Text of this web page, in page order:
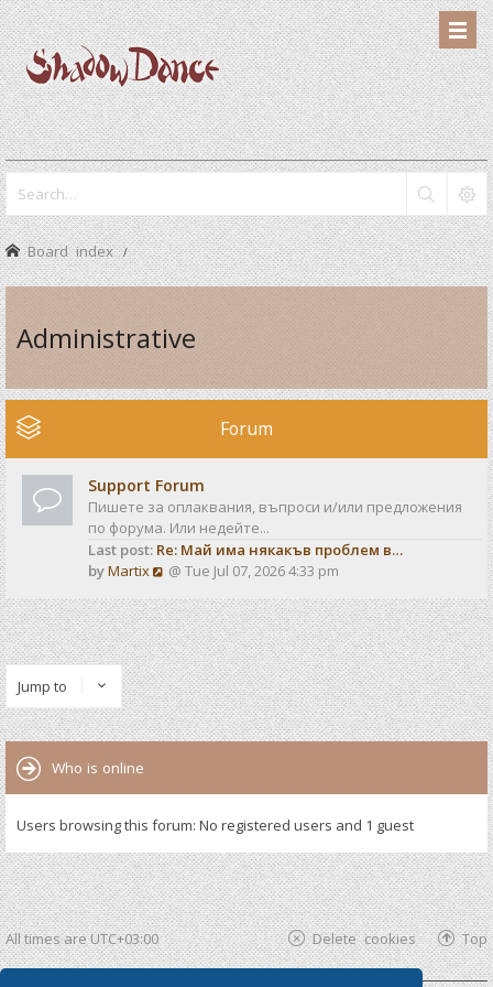
Board index
Administrative
Forum
Support Forum
Пишете за оплаквания, въпроси и/или предложения
по форума. Или недейте...
Last post: Re: Май има някакъв проблем в…
byMartix
V
e
w
t
h
e
l
a
s
t
o
s
t
@ Tue Jul 07, 2026 4:33 pm
Jump to
Who is online
Users browsing this forum: No registered users and 1 guest
All times areUTC+03:00 Top
Delete cookies